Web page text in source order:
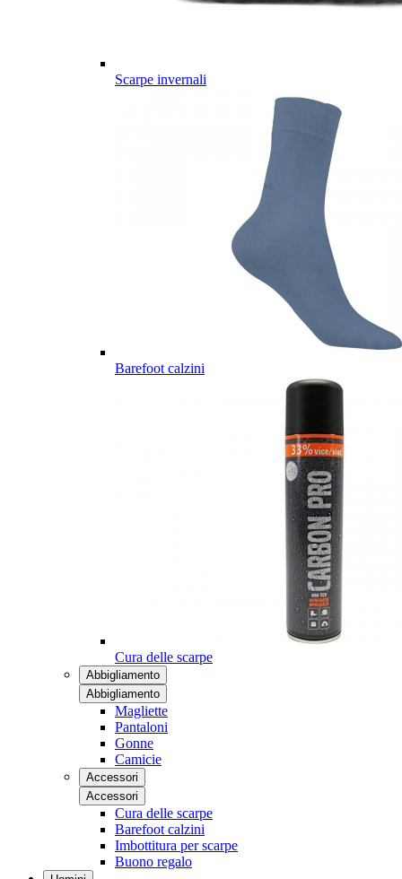
Scarpe invernali
Barefoot calzini
Cura delle scarpe
Abbigliamento
Abbigliamento
Magliette
Pantaloni
Gonne
Camicie
Accessori
Accessori
Cura delle scarpe
Barefoot calzini
Imbottitura per scarpe
Buono regalo